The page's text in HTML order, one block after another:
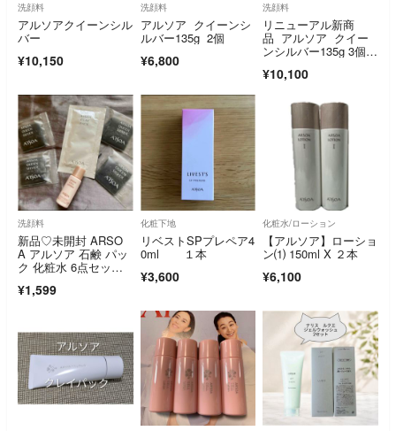
洗顔料
アルソアクイーンシル
バー
¥10,150
洗顔料
アルソア クイーンシ
ルバー135g 2個
¥6,800
洗顔料
リニューアル新商
品 アルソア クイー
ンシルバー135g 3個セ
¥10,100
洗顔料
新品♡未開封 ARSO
A アルソア 石鹸 パッ
ク 化粧水 6点セッ
¥1,599
化粧下地
リベストSPプレペア4
0ml １本
¥3,600
化粧水/ローション
【アルソア】ローショ
ン⑴ 150ml X ２本
¥6,100